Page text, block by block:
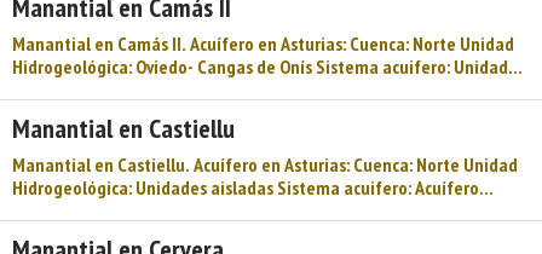
utiliza Perímetro: No se sabe Nota: Si no hay ninguna
indicación, se considera «agua sin garantía sanitaria».
En estos casos los lugareños saben si tradicionalmente
se ha bebido esta agua o si se ...
Manantial en Camás II
Manantial en Camás II. Acuífero en Asturias: Cuenca: Norte Unidad
Hidrogeológica: Oviedo- Cangas de Onís Sistema acuifero: Unidad
ninguna indicación, se considera «agua sin garantía sanitaria». En
estos casos los lugareños saben si tradicionalmente se ha bebido
esta agua o si ...
Manantial en Castiellu
Manantial en Castiellu. Acuífero en Asturias: Cuenca: Norte Unidad
Hidrogeológica: Unidades aisladas Sistema acuifero: Acuífero